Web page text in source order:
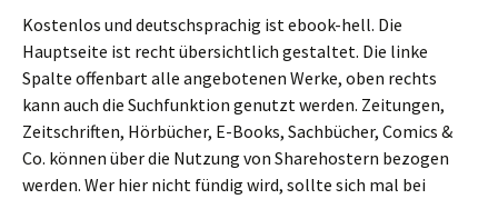
Kostenlos und deutschsprachig ist ebook-hell. Die
Hauptseite ist recht übersichtlich gestaltet. Die linke
Spalte offenbart alle angebotenen Werke, oben rechts
kann auch die Suchfunktion genutzt werden. Zeitungen,
Zeitschriften, Hörbücher, E-Books, Sachbücher, Comics &
Co. können über die Nutzung von Sharehostern bezogen
werden. Wer hier nicht fündig wird, sollte sich mal bei